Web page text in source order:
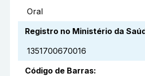
Oral
Registro no Ministério da
1351700670016
Código de Barras: